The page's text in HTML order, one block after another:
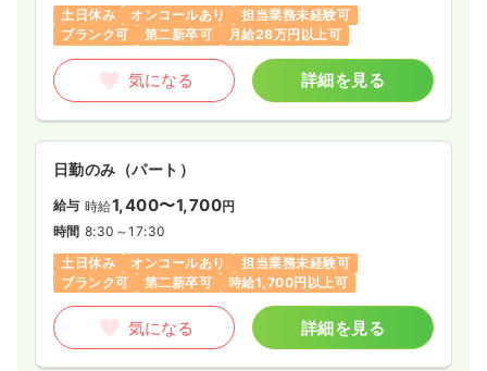
が医療法人・社会福祉法人・在宅介護サービス会社に従事して
おります。福島県ではFSGカレッジリーグとして郡山駅東口に
て5校54学科の専門学校を運営しており、プロバスケットボー
ルチーム“福島ファイヤーボンズ”の支援法人でもあります。
土日休み
オンコールあり
担当業務未経験可
ブランク可
第二新卒可 月給28万円以上可
気になる 詳細を見る
日勤のみ（パート）
給与 時給1,400〜1,700円
時間 8:30～17:30
土日休み
オンコールあり
担当業務未経験可
ブランク可
第二新卒可 時給1,700円以上可
気になる 詳細を見る